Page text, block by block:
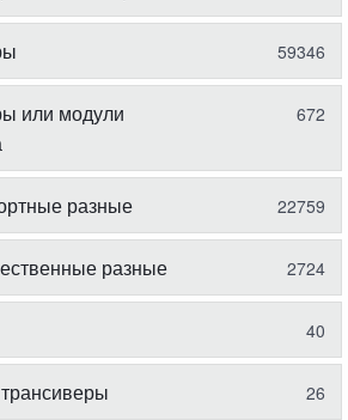
59346
или модули
672
разные 22759
разные 2724
40
26